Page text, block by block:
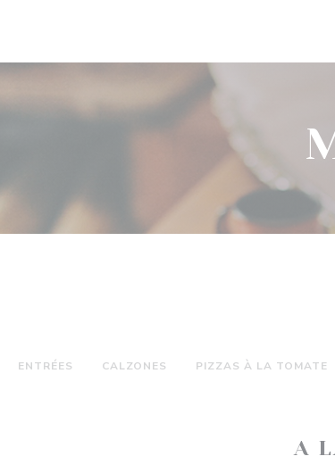
ENTRÉES CALZONES PIZZAS À LA TOMATE
A